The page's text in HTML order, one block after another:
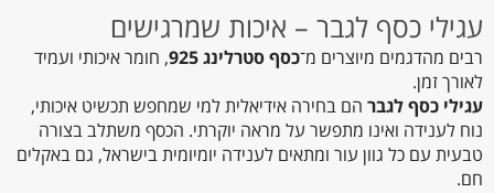
עגילי כסף לגבר – איכות שמרגישים
רבים מהדגמים מיוצרים מ־כסף סטרלינג 925
, חומר איכותי ועמיד
לאורך זמן.
עגילי כסף לגבר הם בחירה אידיאלית למי שמחפש תכשיט איכותי,
נוח לענידה ואינו מתפשר על מראה יוקרתי. הכסף משתלב בצורה
טבעית עם כל גוון עור ומתאים לענידה יומיומית בישראל, גם באקלים
חם.